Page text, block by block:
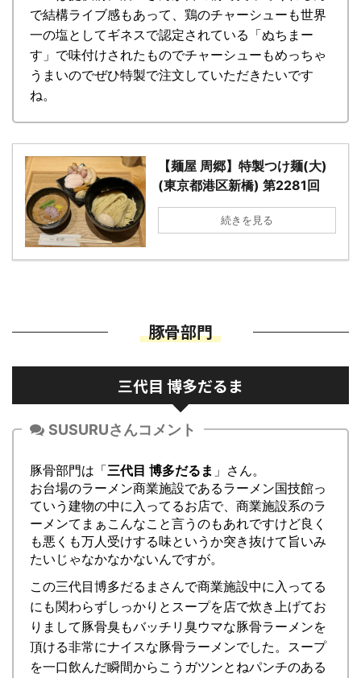
で結構ライブ感もあって、鶏のチャーシューも世界
一の塩としてギネスで認定されている「ぬちまー
す」で味付けされたものでチャーシューもめっちゃ
うまいのでぜひ特製で注文していただきたいです
ね。
【麺屋 周郷】特製つけ麺(大)
(東京都港区新橋) 第2281回
続きを見る
豚骨部門
三代目 博多だるま
SUSURUさんコメント
豚骨部門は「三代目 博多だるま 」さん。
お台場のラーメン商業施設であるラーメン国技館っ
ていう建物の中に入ってるお店で、商業施設系のラ
ーメンてまぁこんなこと言うのもあれですけど良く
も悪くも万人受けする味というか突き抜けて旨いみ
たいじゃなかなかないんですが。
この三代目博多だるまさんで商業施設中に入ってる
にも関わらずしっかりとスープを店で炊き上げてお
りまして豚骨臭もバッチリ臭ウマな豚骨ラーメンを
頂ける非常にナイスな豚骨ラーメンでした。スープ
を一口飲んだ瞬間からこうガツンとねパンチのある